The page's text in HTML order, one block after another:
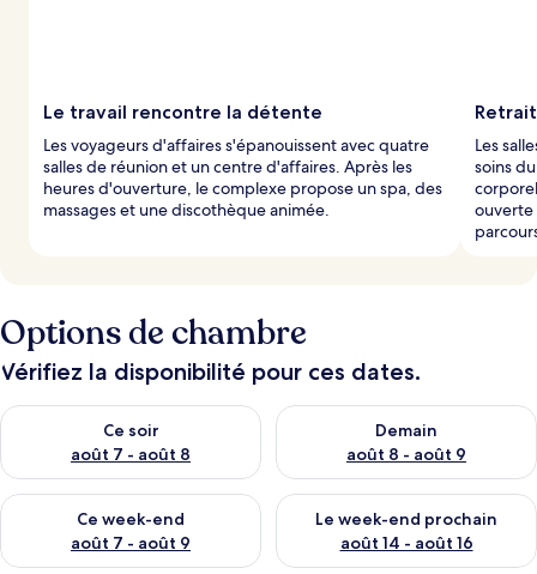
Le travail rencontre la détente
Les voyageurs d'affaires s'épanouissent avec quatre
salles de réunion et un centre d'affaires. Après les
heures d'ouverture, le complexe propose un spa, des
massages et une discothèque animée.
Les
soins
ouverte
Options de chambre
Vérifiez la disponibilité pour ces dates.
Ce soir
août 7 - août 8
Vérifier la disponibilité pour ce soir août 7 - août 8
Demain
août 8 - août 9
Vérifier la disponibilité pour
Ce week-end
août 7 - août 9
Vérifier la disponibilité pour ce week-end août 7 - août 9
Le week-end prochain
août 14 - août 16
Vérifier la disponibilité pour